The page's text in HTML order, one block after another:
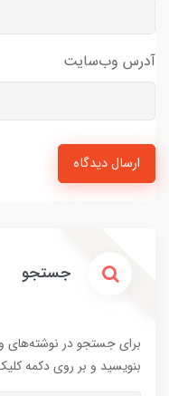
آدرس وب‌سایت
ارسال دیدگاه
جستجو
برای جستجو در نوشته‌های
بنویسید و بر روی دکمه